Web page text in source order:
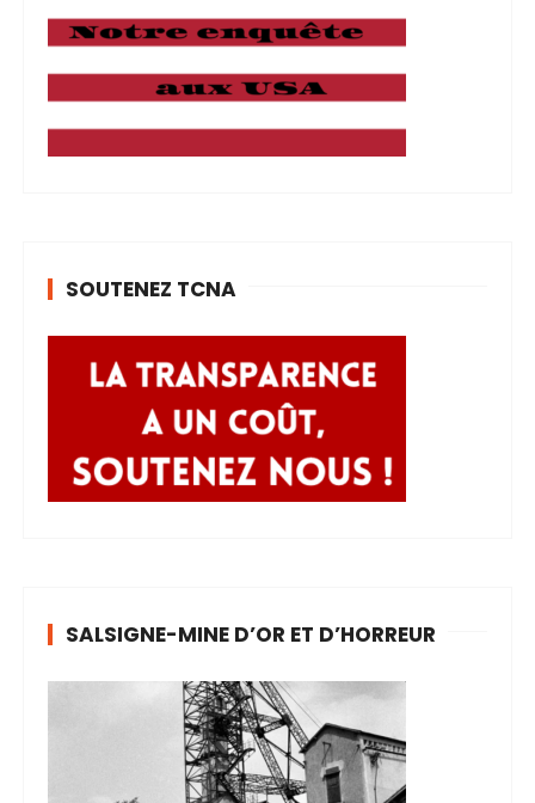
SOUTENEZ TCNA
SALSIGNE-MINE D’OR ET D’HORREUR